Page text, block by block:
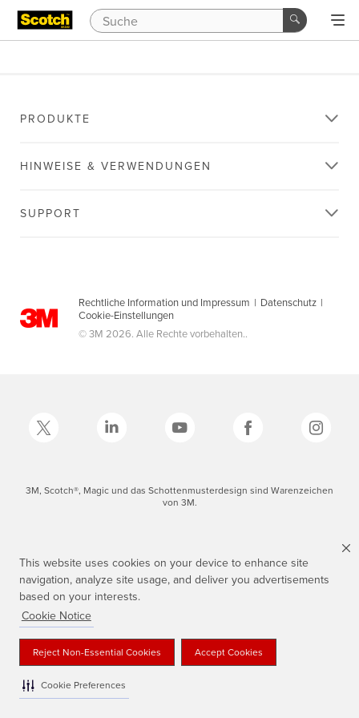
This website uses cookies on your device to enhance site
navigation, analyze site usage, and deliver you advertisements
based on your interests.
Cookie Notice
Reject Non-Essential Cookies Accept Cookies
Cookie Preferences
PRODUKTE
HINWEISE & VERWENDUNGEN
SUPPORT
Rechtliche Information und Impressum | Datenschutz |
Cookie-Einstellungen
© 3M 2026. Alle Rechte vorbehalten..
3M, Scotch®, Magic und das Schottenmusterdesign sind Warenzeichen
von 3M.